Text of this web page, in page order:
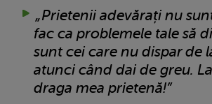
„Prietenii adevărați nu
fac ca problemele tale să
sunt cei care nu dispar de
atunci când dai de greu.
draga mea prietenă!”